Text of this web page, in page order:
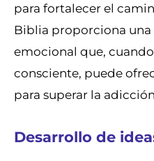
para fortalecer el
Biblia proporciona
emocional que,
consciente, puede
para superar la
Desarrollo de